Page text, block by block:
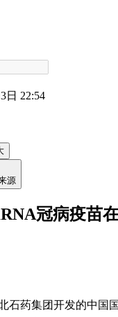
日 22:54
源
冠病疫苗
石药集团开发的中国